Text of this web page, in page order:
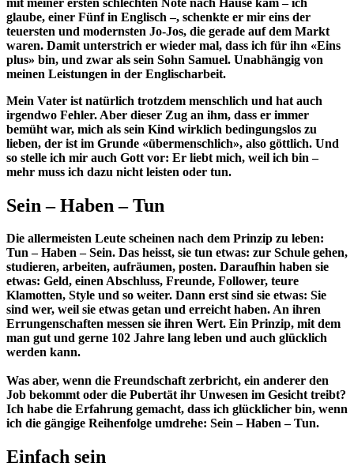
glaube, einer Fünf in Englisch –, schenkte er mir eins der
teuersten und modernsten Jo-Jos, die gerade auf dem Markt
waren. Damit unterstrich er wieder mal, dass ich für ihn «Eins
plus» bin, und zwar als sein Sohn Samuel. Unabhängig von
meinen Leistungen in der Englischarbeit.
Mein Vater ist natürlich trotzdem menschlich und hat auch
irgendwo Fehler. Aber dieser Zug an ihm, dass er immer
bemüht war, mich als sein Kind wirklich bedingungslos zu
lieben, der ist im Grunde «übermenschlich», also göttlich. Und
so stelle ich mir auch Gott vor: Er liebt mich, weil ich bin –
mehr muss ich dazu nicht leisten oder tun.
Sein – Haben – Tun
Die allermeisten Leute scheinen nach dem Prinzip zu leben:
Tun – Haben – Sein. Das heisst, sie tun etwas: zur Schule gehen,
studieren, arbeiten, aufräumen, posten. Daraufhin haben sie
etwas: Geld, einen Abschluss, Freunde, Follower, teure
Klamotten, Style und so weiter. Dann erst sind sie etwas: Sie
sind wer, weil sie etwas getan und erreicht haben. An ihren
Errungenschaften messen sie ihren Wert. Ein Prinzip, mit dem
man gut und gerne 102 Jahre lang leben und auch glücklich
werden kann.
Was aber, wenn die Freundschaft zerbricht, ein anderer den
Job bekommt oder die Pubertät ihr Unwesen im Gesicht treibt?
Ich habe die Erfahrung gemacht, dass ich glücklicher bin, wenn
ich die gängige Reihenfolge umdrehe: Sein – Haben – Tun.
Einfach sein